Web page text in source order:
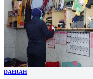
DAERAH